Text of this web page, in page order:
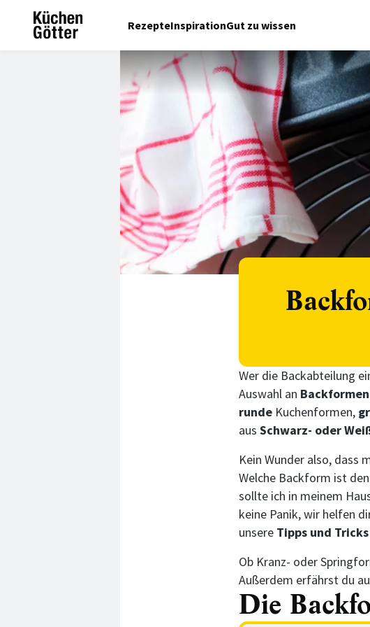
RezepteInspirationGut zu wissen
Wer die Backabteilung
Auswahl an Backformen
runde Kuchenformen,
aus Schwarz- oder
Kein Wunder also, dass
Welche Backform ist
sollte ich in meinem
keine Panik, wir helfen
unsere Tipps und Tricks
Ob Kranz- oder
Außerdem erfährst du
Die